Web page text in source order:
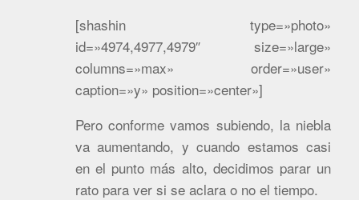
[shashin type=»photo»
id=»4974,4977,4979″ size=»large»
columns=»max» order=»user»
caption=»y» position=»center»]
Pero conforme vamos subiendo, la niebla
va aumentando, y cuando estamos casi
en el punto más alto, decidimos parar un
rato para ver si se aclara o no el tiempo.